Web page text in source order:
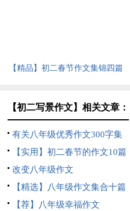
【精品】初二春节作文集锦四篇
【初二写景作文】相关文章：
有关八年级优秀作文300字集
合10篇
【实用】初二春节的作文10篇
改变八年级作文
【精选】八年级作文集合十篇
【荐】八年级幸福作文